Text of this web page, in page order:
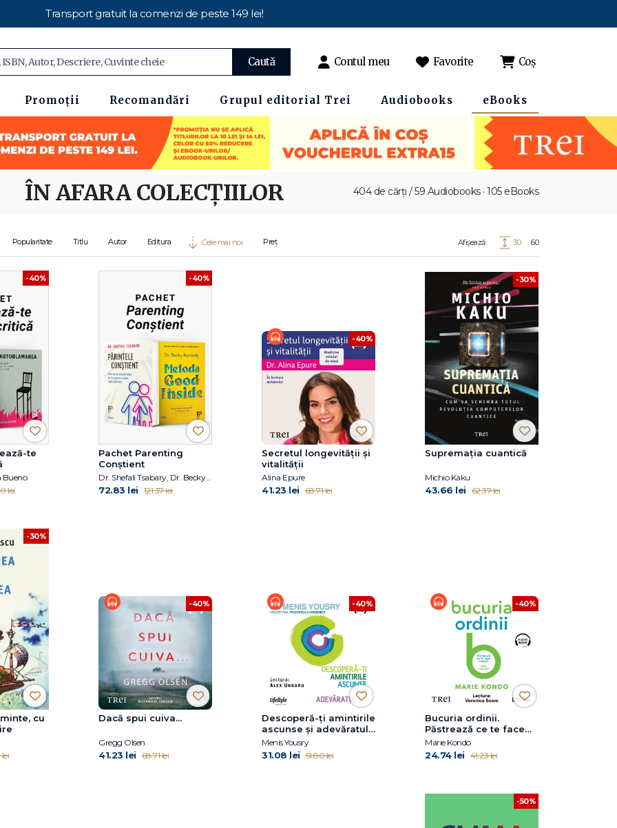
Transport gratuit la comenzi de peste 149 lei!
Caută Contul meu Favorite Coș
Promoții Recomandări Grupul editorial Trei Audiobooks eBooks
404 de cărți / 59 Audiobooks · 105 eBooks
ÎN AFARA COLECȚIILOR
Popularitate Titlu Autor Editura Cele mai noi Preț Afișează: 30 60
-40%
te
Bueno
lei
-40%
Pachet Parenting
Conștient
Dr. Shefali Tsabary, Dr. Becky Kennedy
72.83 lei 121.37 lei
-40%
Secretul longevității și
vitalității
Alina Epure
41.23 lei 68.71 lei
-30%
Supremația cuantică
Michio Kaku
43.66 lei 62.37 lei
-30%
cu
lei
-40%
Dacă spui cuiva...
Gregg Olsen
41.23 lei 68.71 lei
-40%
Descoperă-ţi amintirile
ascunse şi adevăratul
eu
Menis Yousry
31.08 lei 51.80 lei
-40%
Bucuria ordinii.
Păstrează ce te face
fericit
Marie Kondo
24.74 lei 41.23 lei
-50%